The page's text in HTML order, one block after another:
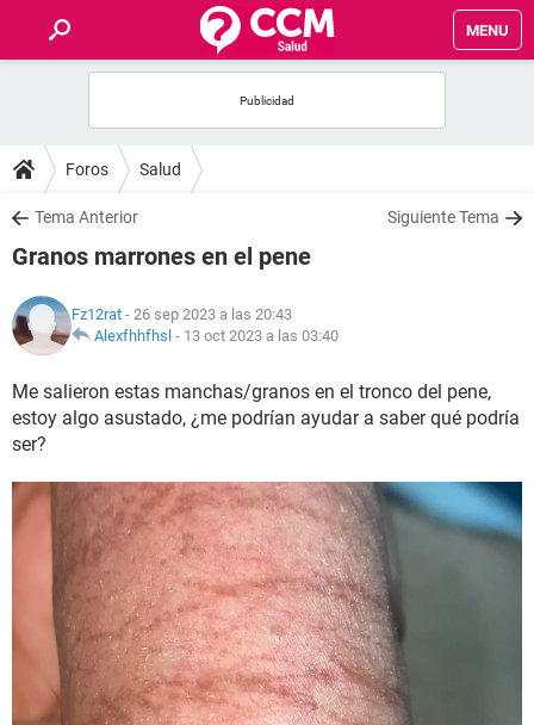
MENU
FOROS
SALUD
NUTRICIÓN
BIENESTAR
SEXUALIDAD
GLOSARIO
Foros Salud
Tema Anterior Siguiente Tema
Granos marrones en el pene
Fz12rat - 26 sep 2023 a las 20:43
Alexfhhfhsl - 13 oct 2023 a las 03:40
Me salieron estas manchas/granos en el tronco del pene,
estoy algo asustado, ¿me podrían ayudar a saber qué podría
ser?